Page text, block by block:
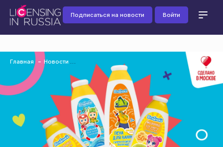
Подписаться на новости Войти
Главная Новости